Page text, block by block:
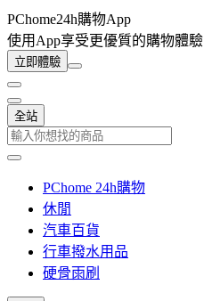
PChome24h購物App
使用App享受更優質的購物體驗
立即體驗
全站
PChome 24h購物
休閒
汽車百貨
行車撥水用品
硬骨雨刷